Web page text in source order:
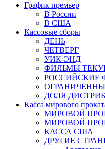
График премьер
В России
В США
Кассовые сборы
ДЕНЬ
ЧЕТВЕРГ
УИК-ЭНД
ФИЛЬМЫ
РОССИЙСКИЕ
ДОЛЯ
Касса мирового
МИРОВОЙ
МИРОВОЙ
КАССА США
ДРУГИЕ